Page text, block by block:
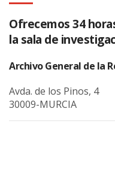
Ofrecemos 34
la sala de
Archivo General de la
Avda. de los Pinos, 4
30009-MURCIA